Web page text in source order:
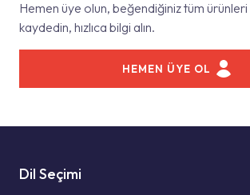
Hemen üye olun, beğendiğiniz tüm
kaydedin, hızlıca bilgi alın.
HEMEN ÜYE OL
Dil Seçimi